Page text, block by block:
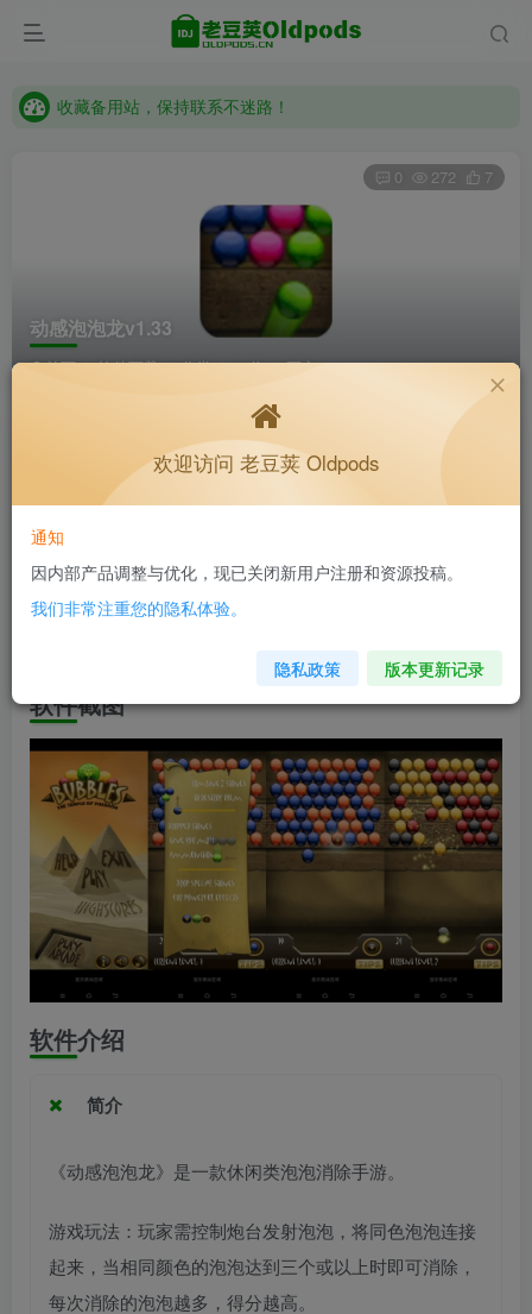
收藏备用站，保持联系不迷路！
收藏备用站，保持联系不迷路！
动感泡泡龙v1.33
首页 软件下载 分类 32位 正文
0 272 7
4个月前更新
软件信息
兼容版本：安卓1.6+
软件截图
软件介绍
简介
《动感泡泡龙》是一款休闲类泡泡消除手游。
游戏玩法：玩家需控制炮台发射泡泡，将同色泡泡连接
起来，当相同颜色的泡泡达到三个或以上时即可消除，
每次消除的泡泡越多，得分越高。
欢迎访问 老豆荚 Oldpods
通知
因内部产品调整与优化，现已关闭新用户注册和资源投稿。
我们非常注重您的隐私体验。
隐私政策 版本更新记录